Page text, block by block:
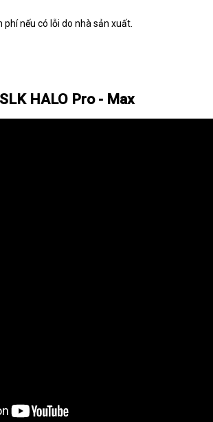
nếu có lỗi do nhà sản xuất.
HALO Pro - Max